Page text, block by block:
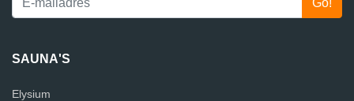
SAUNA'S
Elysium